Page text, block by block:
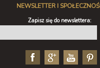
NEWSLETTER I
Zapisz się do newslettera: